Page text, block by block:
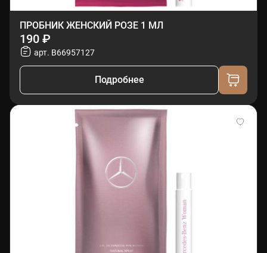
ПРОБНИК ЖЕНСКИЙ РОЗЕ 1 МЛ
190 ₽
арт. B66957127
Подробнее